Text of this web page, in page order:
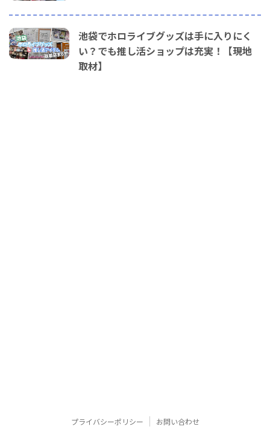
池袋でホロライブグッズは手に入りにく
い？でも推し活ショップは充実！【現地
取材】
プライバシーポリシー お問い合わせ